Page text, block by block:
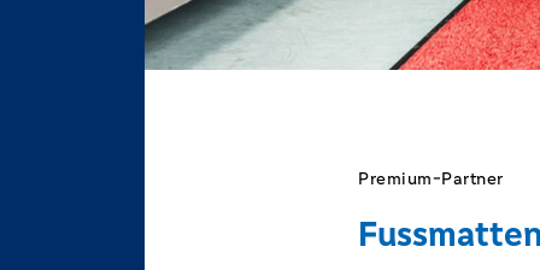
Premium-Partner